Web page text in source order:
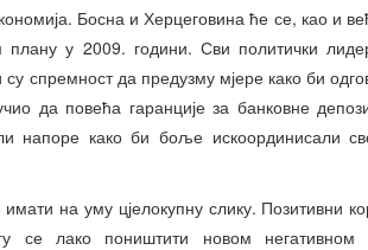
Босна и Херцеговина ће се, као и
плану у 2009. години. Сви политички
спремност да предузму мјере како би
да повећа гаранције за банковне
напоре како би боље искоординисали
на уму цјелокупну слику. Позитивни
се лако поништити новом негативном